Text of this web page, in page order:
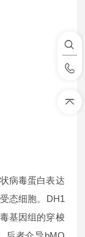
病毒蛋白表达
态细胞。DH1
基因组的穿梭